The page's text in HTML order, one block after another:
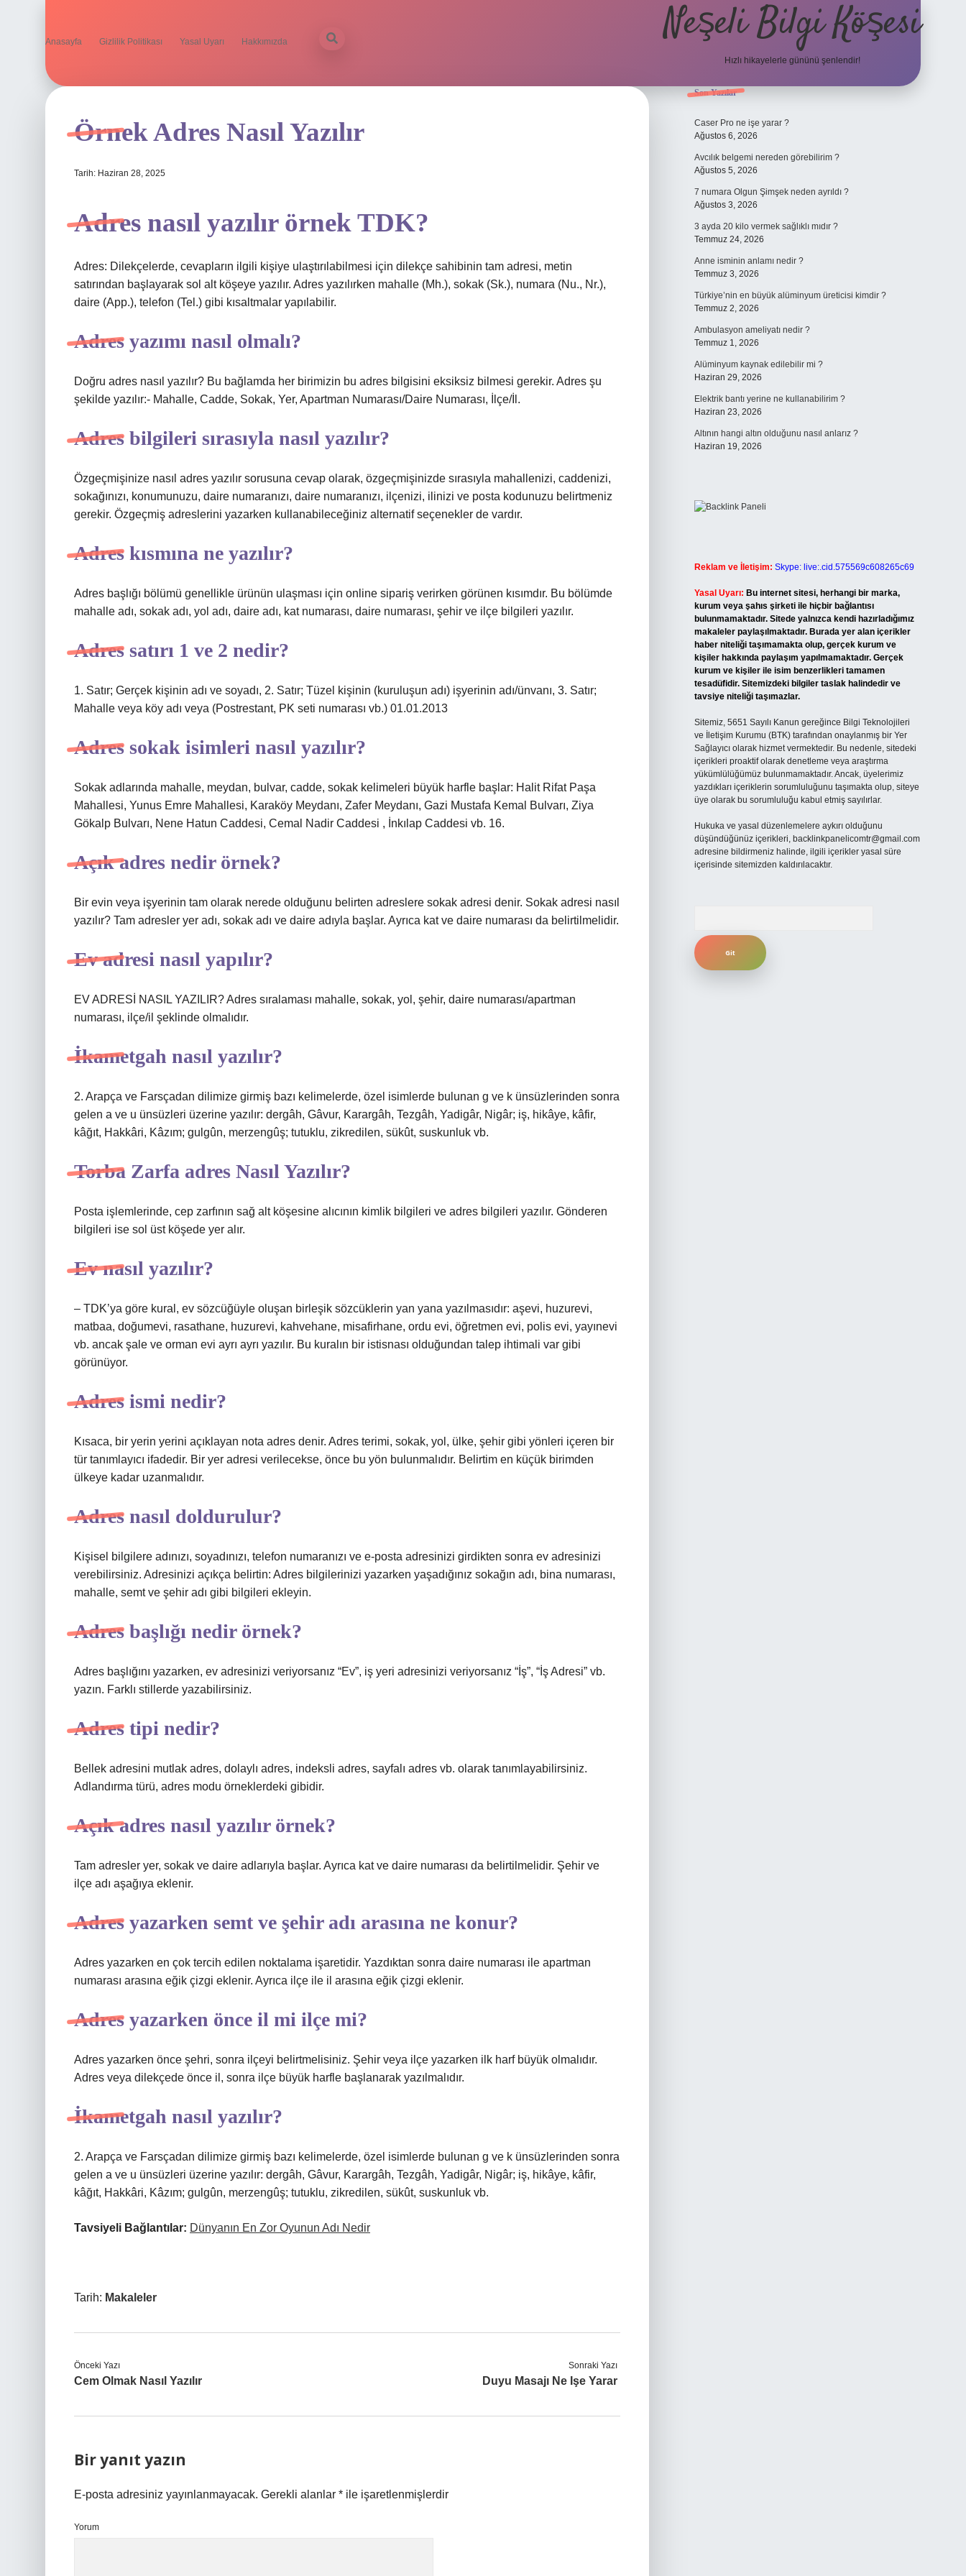
Anasayfa Gizlilik Politikası Yasal Uyarı Hakkımızda Neşeli Bilgi Köşesi
Hızlı hikayelerle gününü şenlendir!
Örnek Adres Nasıl Yazılır
Tarih: Haziran 28, 2025
Adres nasıl yazılır örnek TDK?
Adres: Dilekçelerde, cevapların ilgili kişiye ulaştırılabilmesi için dilekçe sahibinin tam adresi, metin
satırından başlayarak sol alt köşeye yazılır. Adres yazılırken mahalle (Mh.), sokak (Sk.), numara (Nu., Nr.),
daire (App.), telefon (Tel.) gibi kısaltmalar yapılabilir.
Adres yazımı nasıl olmalı?
Doğru adres nasıl yazılır? Bu bağlamda her birimizin bu adres bilgisini eksiksiz bilmesi gerekir. Adres şu
şekilde yazılır:- Mahalle, Cadde, Sokak, Yer, Apartman Numarası/Daire Numarası, İlçe/İl.
Adres bilgileri sırasıyla nasıl yazılır?
Özgeçmişinize nasıl adres yazılır sorusuna cevap olarak, özgeçmişinizde sırasıyla mahallenizi, caddenizi,
sokağınızı, konumunuzu, daire numaranızı, daire numaranızı, ilçenizi, ilinizi ve posta kodunuzu belirtmeniz
gerekir. Özgeçmiş adreslerini yazarken kullanabileceğiniz alternatif seçenekler de vardır.
Adres kısmına ne yazılır?
Adres başlığı bölümü genellikle ürünün ulaşması için online sipariş verirken görünen kısımdır. Bu bölümde
mahalle adı, sokak adı, yol adı, daire adı, kat numarası, daire numarası, şehir ve ilçe bilgileri yazılır.
Adres satırı 1 ve 2 nedir?
1. Satır; Gerçek kişinin adı ve soyadı, 2. Satır; Tüzel kişinin (kuruluşun adı) işyerinin adı/ünvanı, 3. Satır;
Mahalle veya köy adı veya (Postrestant, PK seti numarası vb.) 01.01.2013
Adres sokak isimleri nasıl yazılır?
Sokak adlarında mahalle, meydan, bulvar, cadde, sokak kelimeleri büyük harfle başlar: Halit Rifat Paşa
Mahallesi, Yunus Emre Mahallesi, Karaköy Meydanı, Zafer Meydanı, Gazi Mustafa Kemal Bulvarı, Ziya
Gökalp Bulvarı, Nene Hatun Caddesi, Cemal Nadir Caddesi , İnkılap Caddesi vb. 16.
Açık adres nedir örnek?
Bir evin veya işyerinin tam olarak nerede olduğunu belirten adreslere sokak adresi denir. Sokak adresi nasıl
yazılır? Tam adresler yer adı, sokak adı ve daire adıyla başlar. Ayrıca kat ve daire numarası da belirtilmelidir.
Ev adresi nasıl yapılır?
EV ADRESİ NASIL YAZILIR? Adres sıralaması mahalle, sokak, yol, şehir, daire numarası/apartman
numarası, ilçe/il şeklinde olmalıdır.
İkametgah nasıl yazılır?
2. Arapça ve Farsçadan dilimize girmiş bazı kelimelerde, özel isimlerde bulunan g ve k ünsüzlerinden sonra
gelen a ve u ünsüzleri üzerine yazılır: dergâh, Gâvur, Karargâh, Tezgâh, Yadigâr, Nigâr; iş, hikâye, kâfir,
kâğıt, Hakkâri, Kâzım; gulgûn, merzengûş; tutuklu, zikredilen, sükût, suskunluk vb.
Torba Zarfa adres Nasıl Yazılır?
Posta işlemlerinde, cep zarfının sağ alt köşesine alıcının kimlik bilgileri ve adres bilgileri yazılır. Gönderen
bilgileri ise sol üst köşede yer alır.
Ev nasıl yazılır?
– TDK’ya göre kural, ev sözcüğüyle oluşan birleşik sözcüklerin yan yana yazılmasıdır: aşevi, huzurevi,
matbaa, doğumevi, rasathane, huzurevi, kahvehane, misafirhane, ordu evi, öğretmen evi, polis evi, yayınevi
vb. ancak şale ve orman evi ayrı ayrı yazılır. Bu kuralın bir istisnası olduğundan talep ihtimali var gibi
görünüyor.
Adres ismi nedir?
Kısaca, bir yerin yerini açıklayan nota adres denir. Adres terimi, sokak, yol, ülke, şehir gibi yönleri içeren bir
tür tanımlayıcı ifadedir. Bir yer adresi verilecekse, önce bu yön bulunmalıdır. Belirtim en küçük birimden
ülkeye kadar uzanmalıdır.
Adres nasıl doldurulur?
Kişisel bilgilere adınızı, soyadınızı, telefon numaranızı ve e-posta adresinizi girdikten sonra ev adresinizi
verebilirsiniz. Adresinizi açıkça belirtin: Adres bilgilerinizi yazarken yaşadığınız sokağın adı, bina numarası,
mahalle, semt ve şehir adı gibi bilgileri ekleyin.
Adres başlığı nedir örnek?
Adres başlığını yazarken, ev adresinizi veriyorsanız “Ev”, iş yeri adresinizi veriyorsanız “İş”, “İş Adresi” vb.
yazın. Farklı stillerde yazabilirsiniz.
Adres tipi nedir?
Bellek adresini mutlak adres, dolaylı adres, indeksli adres, sayfalı adres vb. olarak tanımlayabilirsiniz.
Adlandırma türü, adres modu örneklerdeki gibidir.
Açık adres nasıl yazılır örnek?
Tam adresler yer, sokak ve daire adlarıyla başlar. Ayrıca kat ve daire numarası da belirtilmelidir. Şehir ve
ilçe adı aşağıya eklenir.
Adres yazarken semt ve şehir adı arasına ne konur?
Adres yazarken en çok tercih edilen noktalama işaretidir. Yazdıktan sonra daire numarası ile apartman
numarası arasına eğik çizgi eklenir. Ayrıca ilçe ile il arasına eğik çizgi eklenir.
Adres yazarken önce il mi ilçe mi?
Adres yazarken önce şehri, sonra ilçeyi belirtmelisiniz. Şehir veya ilçe yazarken ilk harf büyük olmalıdır.
Adres veya dilekçede önce il, sonra ilçe büyük harfle başlanarak yazılmalıdır.
İkametgah nasıl yazılır?
2. Arapça ve Farsçadan dilimize girmiş bazı kelimelerde, özel isimlerde bulunan g ve k ünsüzlerinden sonra
gelen a ve u ünsüzleri üzerine yazılır: dergâh, Gâvur, Karargâh, Tezgâh, Yadigâr, Nigâr; iş, hikâye, kâfir,
kâğıt, Hakkâri, Kâzım; gulgûn, merzengûş; tutuklu, zikredilen, sükût, suskunluk vb.
Tavsiyeli Bağlantılar: Dünyanın En Zor Oyunun Adı Nedir
Tarih: Makaleler
Önceki Yazı
Cem Olmak Nasıl Yazılır
Sonraki Yazı
Duyu Masajı Ne Işe Yarar
Bir yanıt yazın
E-posta adresiniz yayınlanmayacak. Gerekli alanlar * ile işaretlenmişlerdir
Yorum
Sidebar
Son Yazılar
Caser Pro ne işe yarar ?
Ağustos 6, 2026
Avcılık belgemi nereden görebilirim ?
Ağustos 5, 2026
7 numara Olgun Şimşek neden ayrıldı ?
Ağustos 3, 2026
3 ayda 20 kilo vermek sağlıklı mıdır ?
Temmuz 24, 2026
Anne isminin anlamı nedir ?
Temmuz 3, 2026
Türkiye’nin en büyük alüminyum üreticisi kimdir ?
Temmuz 2, 2026
Ambulasyon ameliyatı nedir ?
Temmuz 1, 2026
Alüminyum kaynak edilebilir mi ?
Haziran 29, 2026
Elektrik bantı yerine ne kullanabilirim ?
Haziran 23, 2026
Altının hangi altın olduğunu nasıl anlarız ?
Haziran 19, 2026
Reklam ve İletişim: Skype: live:.cid.575569c608265c69
Yasal Uyarı: Bu internet sitesi, herhangi bir marka,
kurum veya şahıs şirketi ile hiçbir bağlantısı
bulunmamaktadır. Sitede yalnızca kendi hazırladığımız
makaleler paylaşılmaktadır. Burada yer alan içerikler
haber niteliği taşımamakta olup, gerçek kurum ve
kişiler hakkında paylaşım yapılmamaktadır. Gerçek
kurum ve kişiler ile isim benzerlikleri tamamen
tesadüfidir. Sitemizdeki bilgiler taslak halindedir ve
tavsiye niteliği taşımazlar.
Sitemiz, 5651 Sayılı Kanun gereğince Bilgi Teknolojileri
ve İletişim Kurumu (BTK) tarafından onaylanmış bir Yer
Sağlayıcı olarak hizmet vermektedir. Bu nedenle, sitedeki
içerikleri proaktif olarak denetleme veya araştırma
yükümlülüğümüz bulunmamaktadır. Ancak, üyelerimiz
yazdıkları içeriklerin sorumluluğunu taşımakta olup, siteye
üye olarak bu sorumluluğu kabul etmiş sayılırlar.
Hukuka ve yasal düzenlemelere aykırı olduğunu
düşündüğünüz içerikleri, backlinkpanelicomtr@gmail.com
adresine bildirmeniz halinde, ilgili içerikler yasal süre
içerisinde sitemizden kaldırılacaktır.